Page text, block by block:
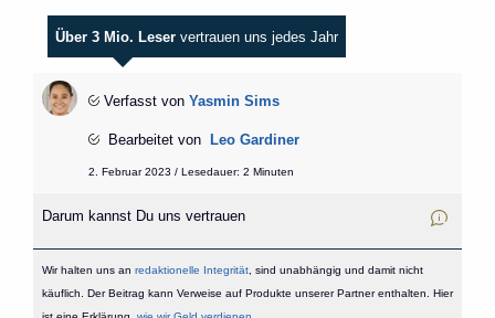
Über 3 Mio. Leser vertrauen uns jedes Jahr
Verfasst von Yasmin Sims
Bearbeitet von Leo Gardiner
2. Februar 2023 / Lesedauer: 2 Minuten
Darum kannst Du uns vertrauen
Wir halten uns an redaktionelle Integrität, sind unabhängig und damit nicht
käuflich. Der Beitrag kann Verweise auf Produkte unserer Partner enthalten. Hier